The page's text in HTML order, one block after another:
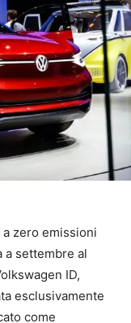
a zero emissioni
a settembre al
ID,
esclusivamente
come